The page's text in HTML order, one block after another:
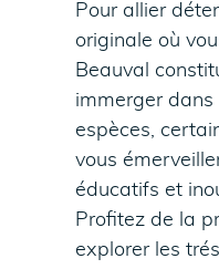
Pour allier
originale où
Beauval
immerger dans
espèces,
vous
éducatifs et
Profitez de la
explorer les